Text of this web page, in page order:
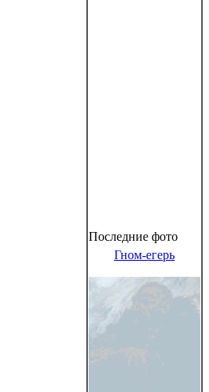
Последние фото
Гном-егерь